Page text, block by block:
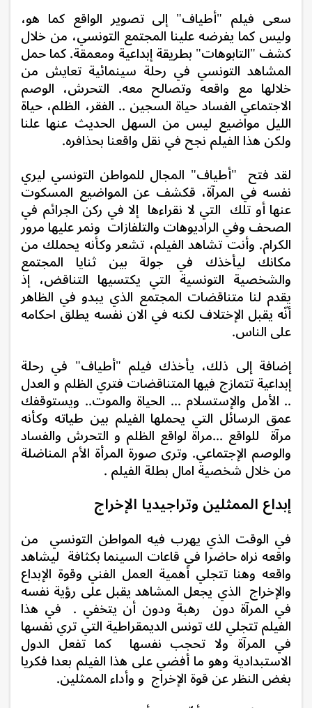
سعى فيلم "أطياف" إلى تصوير الواقع كما هو،
وليس كما يفرضه علينا المجتمع التونسي، من خلال
كشف "التابوهات" بطريقة إبداعية ومعمقة. كماحمل
المشاهد التونسي في رحلة سينمائية تعايش من
خلالها مع واقعه وتصالح معه. التحرش، الوصم
الاجتماعي الفساد حياة السجين .. الفقر، الظلم، حياة
الليل مواضيع ليس من السهل الحديث عنها علنا
ولكن هذا الفيلم نجح في نقل واقعنا بحذافره.
لقد فتح "أطياف" المجال للمواطن التونسي ليري
نفسه في المرآة، قكشف عن المواضيع المسكوت
عنها أو تلك التي لا نقراءها إلا في ركن الجرائم في
الصحف وفي الراديوهات والتلفازات ونمر عليها مرور
الكرام. وأنت تشاهد الفيلم، تشعر وكأنه يحملك من
مكانك ليأخذك في جولة بين ثنايا المجتمع
والشخصية التونسية التي يكتسيها التناقض، إذ
يقدم لنا متناقضات المجتمع الذي يبدو في الظاهر
أنّه يقبل الإختلاف لكنه في الان نفسه يطلق احكامه
على الناس.
إضافة إلى ذلك، يأخذك فيلم "أطياف" في رحلة
إبداعية تتمازج فيها المتناقضات فتري الظلم و العدل
.. الأمل والإستسلام ... الحياة والموت.. ويستوقفك
عمق الرسائل التي يحملها الفيلم بين طياته وكأنه
مرآة للواقع ...مراة لواقع الظلم و التحرش والفساد
والوصم الإجتماعي. وترى صورة المرأة الأم المناضلة
من خلال شخصية امال بطلة الفيلم .
إبداع الممثلين وتراجيديا الإخراج
في الوقت الذي يهرب فيه المواطن التونسي من
واقعه نراه حاضرا في قاعات السينما بكثافة ليشاهد
واقعه وهنا تتجلي أهمية العمل الفني وقوة الإبداع
والإخراج الذي يجعل المشاهد يقبل على رؤية نفسه
في المرآة دون رهبة ودون أن يتخفي . في هذا
الفيلم تتجلي لك تونس الديمقراطية التي تري نفسها
في المرآة ولا تحجب نفسها كما تفعل الدول
الاستبدادية وهو ما أفضي على هذا الفيلم بعدا فكريا
بغض النظر عنقوة الإخراج و وأداء الممثلين.